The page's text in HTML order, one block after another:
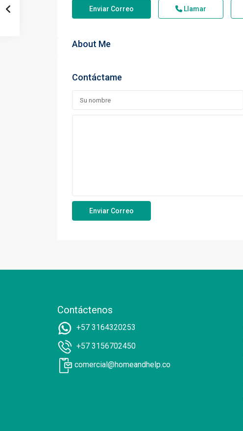
Enviar Correo Llamar
About Me
Contáctame
Contáctenos
+57 3164320253
+57 3156702450
comercial@homeandhelp.co